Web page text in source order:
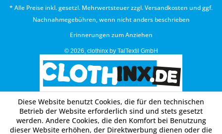
* Alle Preise inkl. gesetzl. Mehrwertsteuer zzgl.Versandkosten und ggf.
Nachnahmegebühren, wenn nicht anders beschrieben
Erinnerungen zum Anziehen
© 2026, clothinx by TalTextil GmbH
Diese Website benutzt Cookies, die für den technischen
Betrieb der Website erforderlich sind und stets gesetzt
werden. Andere Cookies, die den Komfort bei Benutzung
dieser Website erhöhen, der Direktwerbung dienen oder die